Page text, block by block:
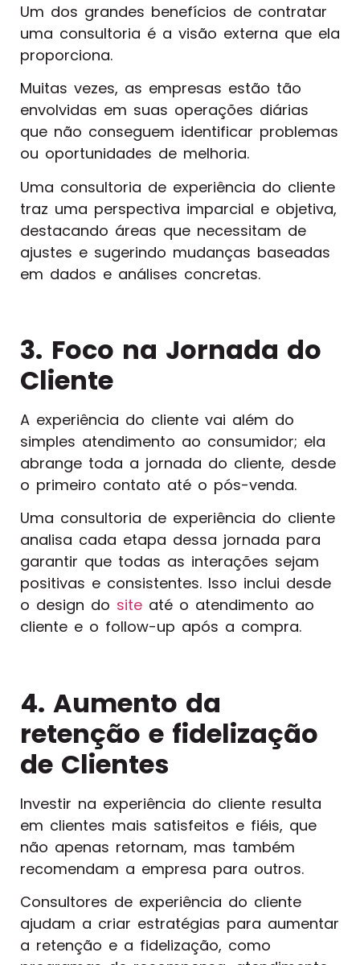
Um dos grandes benefícios de contratar
uma consultoria é a visão externa que ela
proporciona.
Muitas vezes, as empresas estão tão
envolvidas em suas operações diárias
que não conseguem identificar problemas
ou oportunidades de melhoria.
Uma consultoria de experiência do cliente
traz uma perspectiva imparcial e objetiva,
destacando áreas que necessitam de
ajustes e sugerindo mudanças baseadas
em dados e análises concretas.
3. Foco na Jornada do
Cliente
A experiência do cliente vai além do
simples atendimento ao consumidor; ela
abrange toda a jornada do cliente, desde
o primeiro contato até o pós-venda.
Uma consultoria de experiência do cliente
analisa cada etapa dessa jornada para
garantir que todas as interações sejam
positivas e consistentes. Isso inclui desde
o design do site até o atendimento ao
cliente e o follow-up após a compra.
4. Aumento da
retenção e fidelização
de Clientes
Investir na experiência do cliente resulta
em clientes mais satisfeitos e fiéis, que
não apenas retornam, mas também
recomendam a empresa para outros.
Consultores de experiência do cliente
ajudam a criar estratégias para aumentar
a retenção e a fidelização, como